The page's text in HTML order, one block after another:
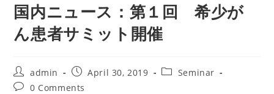
国内ニュース：第１回 希少が
ん患者サミット開催
Post
author:
admin
Post
published:
April 30, 2019
PostSeminar
Post0 Comments